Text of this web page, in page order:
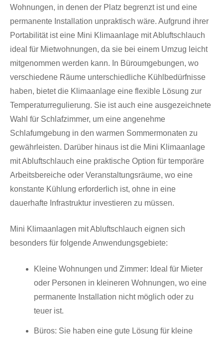
Wohnungen, in denen der Platz begrenzt ist und eine
permanente Installation unpraktisch wäre. Aufgrund ihrer
Portabilität ist eine Mini Klimaanlage mit Abluftschlauch
ideal für Mietwohnungen, da sie bei einem Umzug leicht
mitgenommen werden kann. In Büroumgebungen, wo
verschiedene Räume unterschiedliche Kühlbedürfnisse
haben, bietet die Klimaanlage eine flexible Lösung zur
Temperaturregulierung. Sie ist auch eine ausgezeichnete
Wahl für Schlafzimmer, um eine angenehme
Schlafumgebung in den warmen Sommermonaten zu
gewährleisten. Darüber hinaus ist die Mini Klimaanlage
mit Abluftschlauch eine praktische Option für temporäre
Arbeitsbereiche oder Veranstaltungsräume, wo eine
konstante Kühlung erforderlich ist, ohne in eine
dauerhafte Infrastruktur investieren zu müssen.
Mini Klimaanlagen mit Abluftschlauch eignen sich
besonders für folgende Anwendungsgebiete:
Kleine Wohnungen und Zimmer: Ideal für Mieter
oder Personen in kleineren Wohnungen, wo eine
permanente Installation nicht möglich oder zu
teuer ist.
Büros: Sie haben eine gute Lösung für kleine